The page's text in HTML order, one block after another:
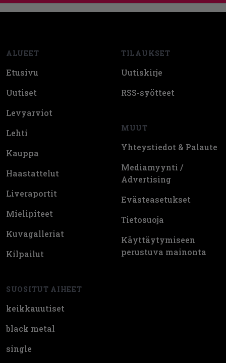
ALUEET
Etusivu
Uutiset
Levyarviot
Lehti
Kauppa
Haastattelut
Liveraportit
Mielipiteet
Kuvagalleriat
Kilpailut
SUOSITUT AIHEET
keikkauutiset
black metal
single
TILAUKSET
Uutiskirje
RSS-syötteet
MUUT
Yhteystiedot & Palaute
Mediamyynti /
Advertising
Evästeasetukset
Tietosuoja
Käyttäytymiseen
perustuva mainonta